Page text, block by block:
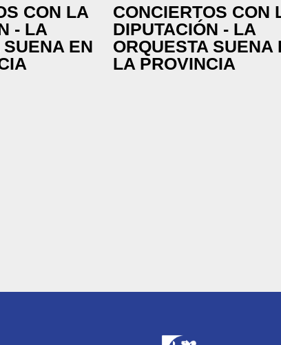
CON LA
- LA
EN
CONCIERTOS CON
DIPUTACIÓN - LA
ORQUESTA SUENA
LA PROVINCIA